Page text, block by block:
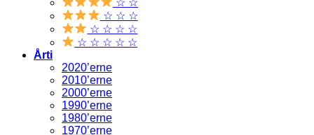
☆ ☆ ☆
☆ ☆ ☆ ☆
☆ ☆ ☆ ☆ ☆
Årti
2020’erne
2010’erne
2000’erne
1990’erne
1980’erne
1970’erne